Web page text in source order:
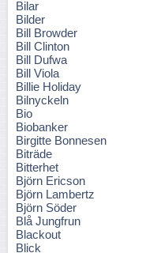
Bilar
Bilder
Bill Browder
Bill Clinton
Bill Dufwa
Bill Viola
Billie Holiday
Bilnyckeln
Bio
Biobanker
Birgitte Bonnesen
Biträde
Bitterhet
Björn Ericson
Björn Lambertz
Björn Söder
Blå Jungfrun
Blackout
Blick